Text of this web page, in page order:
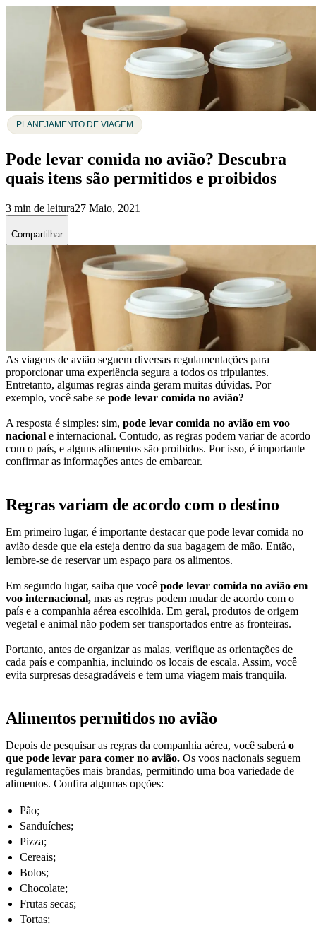
PLANEJAMENTO DE VIAGEM
Pode levar comida no avião? Descubra
quais itens são permitidos e proibidos
3 min de leitura27 Maio, 2021
Compartilhar
As viagens de avião seguem diversas regulamentações para
proporcionar uma experiência segura a todos os tripulantes.
Entretanto, algumas regras ainda geram muitas dúvidas. Por
exemplo, você sabe se pode levar comida no avião?
A resposta é simples: sim, pode levar comida no avião em voo
nacional e internacional. Contudo, as regras podem variar de acordo
com o país, e alguns alimentos são proibidos. Por isso, é importante
confirmar as informações antes de embarcar.
Regras variam de acordo com o destino
Em primeiro lugar, é importante destacar que pode levar comida no
avião desde que ela esteja dentro da sua bagagem de mão. Então,
lembre-se de reservar um espaço para os alimentos.
Em segundo lugar, saiba que você pode levar comida no avião em
voo internacional, mas as regras podem mudar de acordo com o
país e a companhia aérea escolhida. Em geral, produtos de origem
vegetal e animal não podem ser transportados entre as fronteiras.
Portanto, antes de organizar as malas, verifique as orientações de
cada país e companhia, incluindo os locais de escala. Assim, você
evita surpresas desagradáveis e tem uma viagem mais tranquila.
Alimentos permitidos no avião
Depois de pesquisar as regras da companhia aérea, você saberá o
que pode levar para comer no avião. Os voos nacionais seguem
regulamentações mais brandas, permitindo uma boa variedade de
alimentos. Confira algumas opções:
Pão;
Sanduíches;
Pizza;
Cereais;
Bolos;
Chocolate;
Frutas secas;
Tortas;